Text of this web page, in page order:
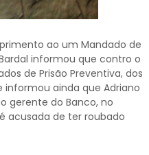
ao um Mandado de
informou que contro o
de Prisão Preventiva, dos
informou ainda que Adriano
gerente do Banco, no
acusada de ter roubado